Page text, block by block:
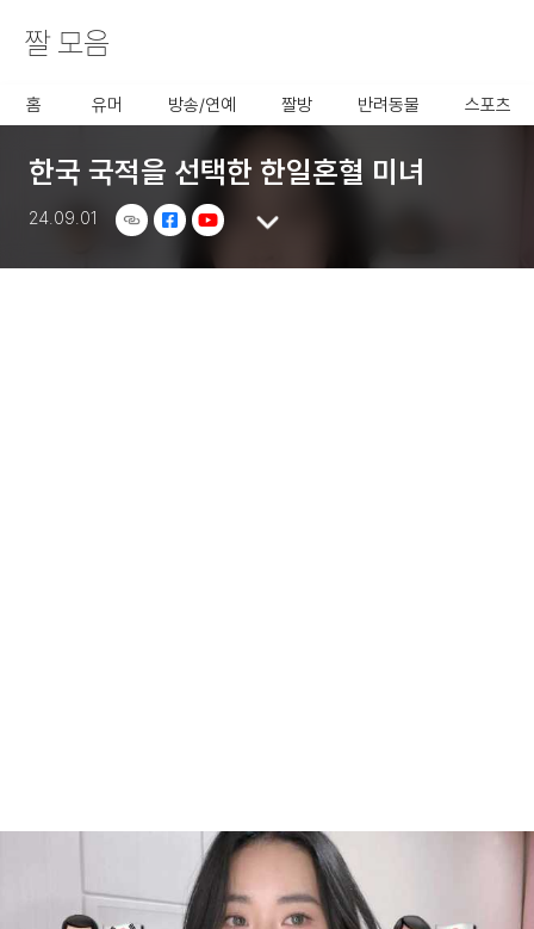
사용할 공유 링크를 선택 해 주
짤 모음
홈 유머 방송/연예 짤방 반려동물 스포츠
한국 국적을 선택한 한일혼혈 미녀
24.09.01